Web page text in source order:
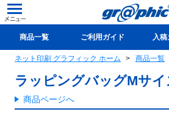
商品一覧 ご利用ガイド 入稿
新規会員登録(無料)
ネット印刷 グラフィック ホーム 商品一覧
ラッピングバッグMサ
商品ページへ